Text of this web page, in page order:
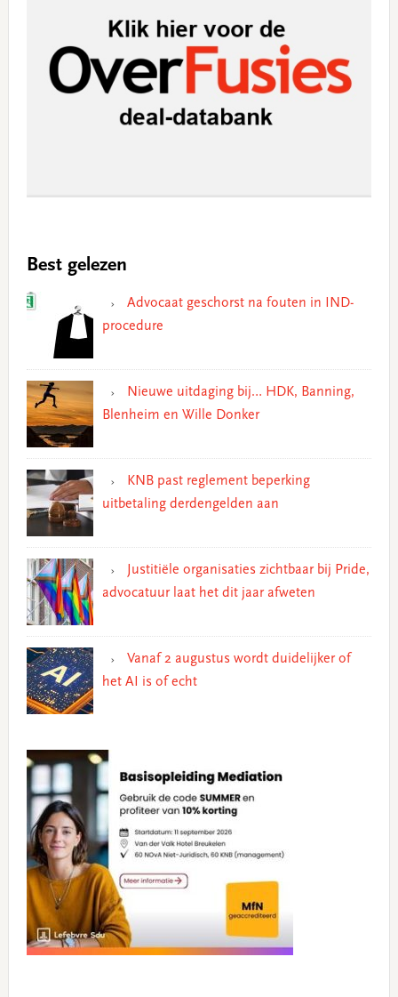
Best gelezen
Advocaat geschorst na fouten in IND-
procedure
Nieuwe uitdaging bij… HDK, Banning,
Blenheim en Wille Donker
KNB past reglement beperking
uitbetaling derdengelden aan
Justitiële organisaties zichtbaar bij Pride,
advocatuur laat het dit jaar afweten
Vanaf 2 augustus wordt duidelijker of
het AI is of echt